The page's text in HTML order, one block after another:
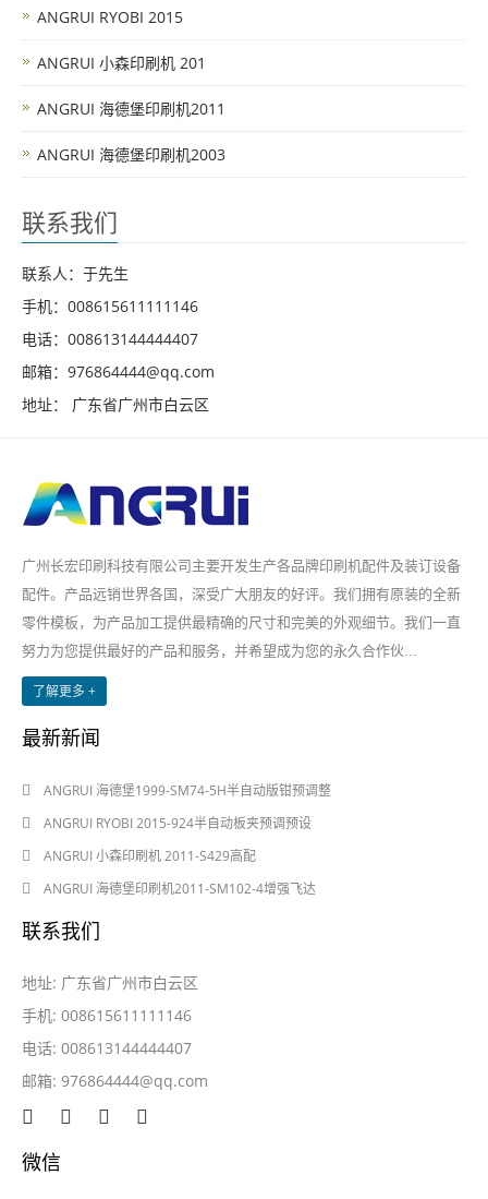
ANGRUI RYOBI 2015
ANGRUI 小森印刷机 201
ANGRUI 海德堡印刷机2011
ANGRUI 海德堡印刷机2003
联系我们
联系人：于先生
手机：008615611111146
电话：008613144444407
邮箱：976864444@qq.com
地址： 广东省广州市白云区
广州长宏印刷科技有限公司主要开发生产各品牌印刷机配件及装订设备
配件。产品远销世界各国，深受广大朋友的好评。我们拥有原装的全新
零件模板，为产品加工提供最精确的尺寸和完美的外观细节。我们一直
努力为您提供最好的产品和服务，并希望成为您的永久合作伙...
了解更多 +
最新新闻
ANGRUI 海德堡1999-SM74-5H半自动版钳预调整
ANGRUI RYOBI 2015-924半自动板夹预调预设
ANGRUI 小森印刷机 2011-S429高配
ANGRUI 海德堡印刷机2011-SM102-4增强飞达
联系我们
地址: 广东省广州市白云区
手机: 008615611111146
电话: 008613144444407
邮箱: 976864444@qq.com
微信